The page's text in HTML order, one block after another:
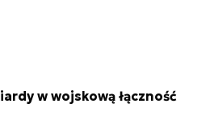
w wojskową łączność